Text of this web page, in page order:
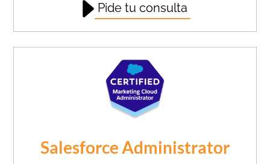
Pide tu consulta
Salesforce Administrator